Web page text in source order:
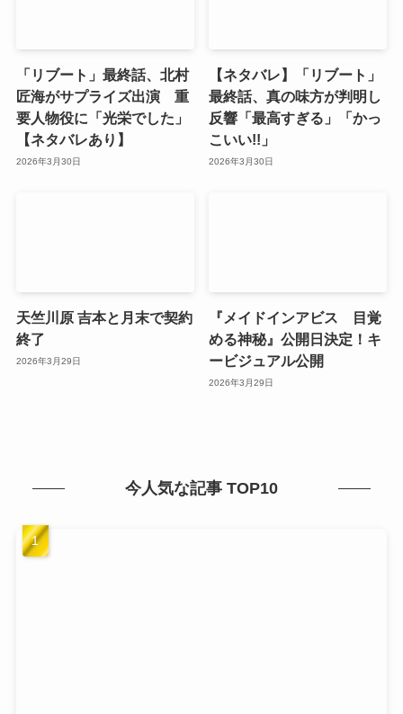
「リブート」最終話、北村
匠海がサプライズ出演 重
要人物役に「光栄でした」
【ネタバレあり】
2026年3月30日
【ネタバレ】「リブート」
最終話、真の味方が判明し
反響「最高すぎる」「かっ
こいい!!」
2026年3月30日
天竺川原 吉本と月末で契約
終了
2026年3月29日
『メイドインアビス 目覚
める神秘』公開日決定！キ
ービジュアル公開
2026年3月29日
今人気な記事 TOP10